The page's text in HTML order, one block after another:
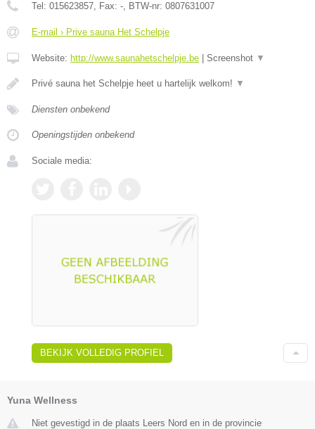
Tel: 015623857, Fax: -, BTW-nr: 0807631007
E-mail › Prive sauna Het Schelpje
Website: http://www.saunahetschelpje.be Screenshot ▼
Privé sauna het Schelpje heet u hartelijk welkom! ▼
Diensten onbekend
Openingstijden onbekend
Sociale media:
BEKIJK VOLLEDIG PROFIEL
Yuna Wellness
Niet gevestigd in de plaats Leers Nord en in de provincie